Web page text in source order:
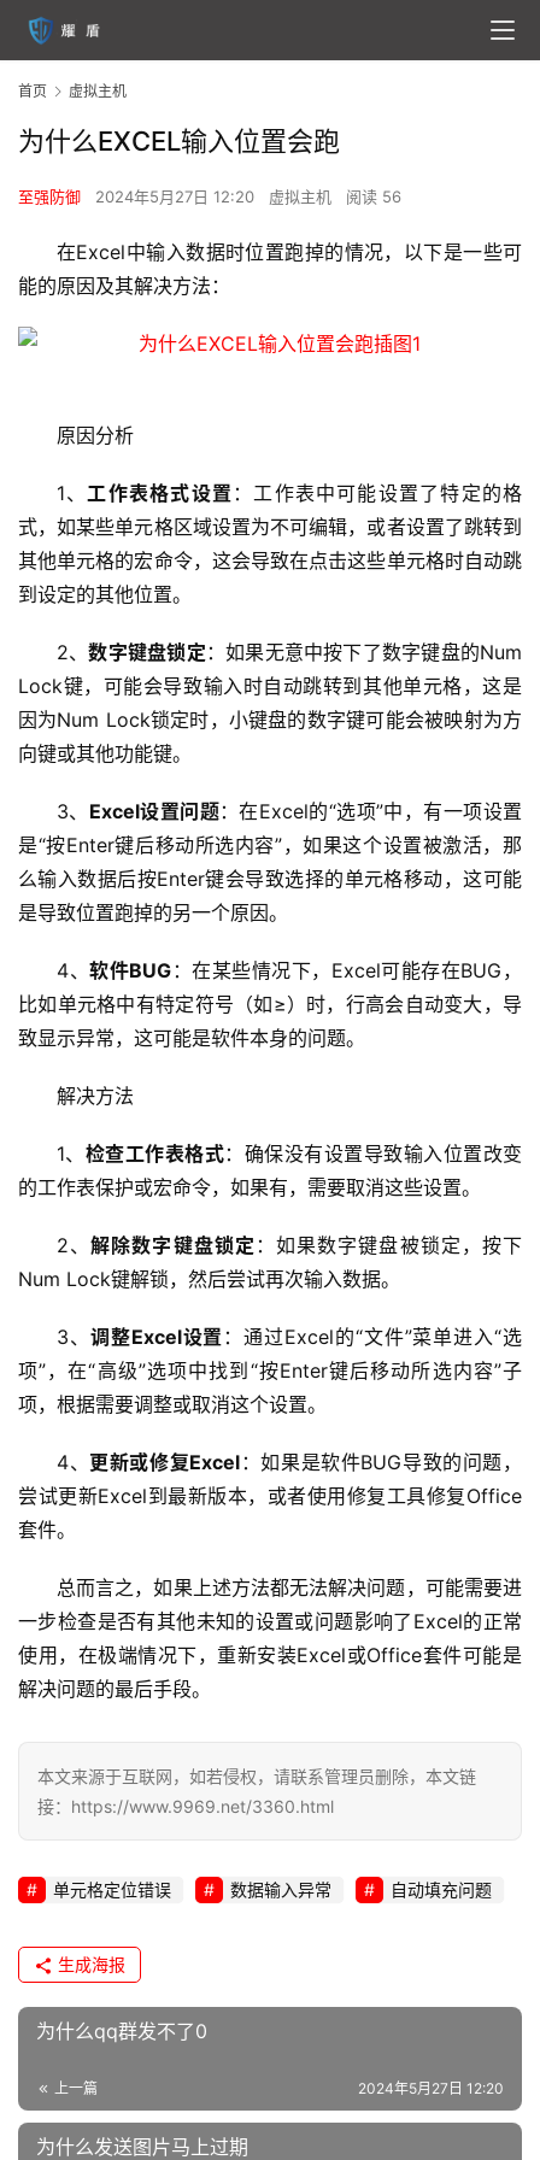
首
页
云
服
务
器
虚
拟
主
机
术
教
N
运
维
络
安
l
i
n
x
运
维
首页 虚拟主机
为什么EXCEL输入位置会跑
至强防御 2024年5月27日 12:20 虚拟主机 阅读 56
在Excel中输入数据时位置跑掉的情况，以下是一些可
能的原因及其解决方法：
原因分析
1、工作表格式设置 ：工作表中可能设置了特定的格
式，如某些单元格区域设置为不可编辑，或者设置了跳转到
其他单元格的宏命令，这会导致在点击这些单元格时自动跳
到设定的其他位置。
2、数字键盘锁定 ：如果无意中按下了数字键盘的Num
Lock键，可能会导致输入时自动跳转到其他单元格，这是
因为Num Lock锁定时，小键盘的数字键可能会被映射为方
向键或其他功能键。
3、 Excel设置问题：在Excel的“选项”中，有一项设置
是“按Enter键后移动所选内容”，如果这个设置被激活，那
么输入数据后按Enter键会导致选择的单元格移动，这可能
是导致位置跑掉的另一个原因。
4、软件BUG ：在某些情况下，Excel可能存在BUG，
比如单元格中有特定符号（如≥）时，行高会自动变大，导
致显示异常，这可能是软件本身的问题。
解决方法
1、 检查工作表格式：确保没有设置导致输入位置改变
的工作表保护或宏命令，如果有，需要取消这些设置。
2、解除数字键盘锁定 ：如果数字键盘被锁定，按下
Num Lock键解锁，然后尝试再次输入数据。
3、 调整Excel设置 ：通过Excel的“文件”菜单进入“选
项”，在“高级”选项中找到“按Enter键后移动所选内容”子
项，根据需要调整或取消这个设置。
4、 更新或修复Excel ：如果是软件BUG导致的问题，
尝试更新Excel到最新版本，或者使用修复工具修复Office
套件。
总而言之，如果上述方法都无法解决问题，可能需要进
一步检查是否有其他未知的设置或问题影响了Excel的正常
使用，在极端情况下，重新安装Excel或Office套件可能是
解决问题的最后手段。
本文来源于互联网，如若侵权，请联系管理员删除，本文链
接：https://www.9969.net/3360.html
单元格定位错误 数据输入异常 自动填充问题
生成海报
为什么qq群发不了0
上一篇 2024年5月27日 12:20
为什么发送图片马上过期